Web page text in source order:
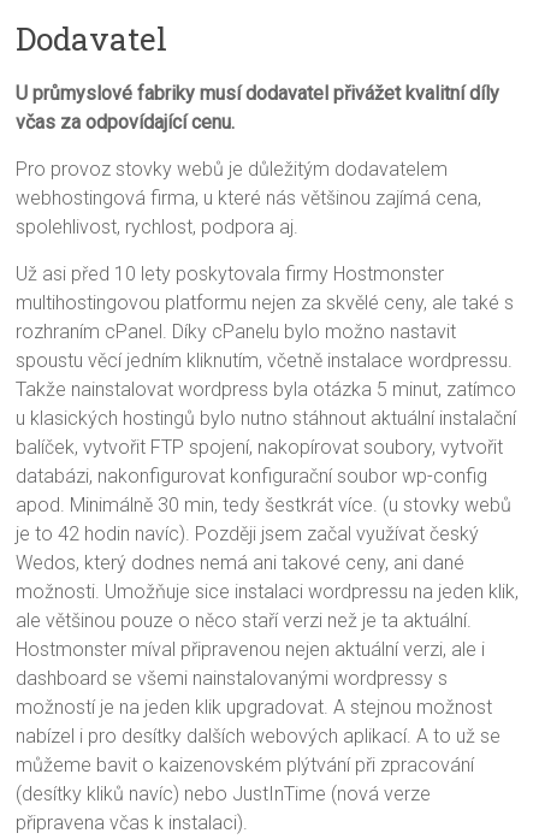
Dodavatel
U průmyslové fabriky musí dodavatel přivážet kvalitní díly
včas za odpovídající cenu.
Pro provoz stovky webů je důležitým dodavatelem
webhostingová firma, u které nás většinou zajímá cena,
spolehlivost, rychlost, podpora aj.
Už asi před 10 lety poskytovala firmy Hostmonster
multihostingovou platformu nejen za skvělé ceny, ale také s
rozhraním cPanel. Díky cPanelu bylo možno nastavit
spoustu věcí jedním kliknutím, včetně instalace wordpressu.
Takže nainstalovat wordpress byla otázka 5 minut, zatímco
u klasických hostingů bylo nutno stáhnout aktuální instalační
balíček, vytvořit FTP spojení, nakopírovat soubory, vytvořit
databázi, nakonfigurovat konfigurační soubor wp-config
apod. Minimálně 30 min, tedy šestkrát více. (u stovky webů
je to 42 hodin navíc). Později jsem začal využívat český
Wedos, který dodnes nemá ani takové ceny, ani dané
možnosti. Umožňuje sice instalaci wordpressu na jeden klik,
ale většinou pouze o něco staří verzi než je ta aktuální.
Hostmonster míval připravenou nejen aktuální verzi, ale i
dashboard se všemi nainstalovanými wordpressy s
možností je na jeden klik upgradovat. A stejnou možnost
nabízel i pro desítky dalších webových aplikací. A to už se
můžeme bavit o kaizenovském plýtvání při zpracování
(desítky kliků navíc) nebo JustInTime (nová verze
připravena včas k instalaci).